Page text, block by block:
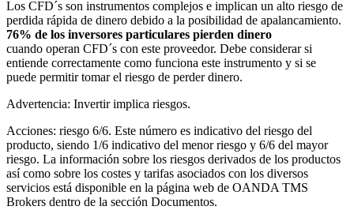
Los CFD´s son instrumentos complejos e implican un alto riesgo de
perdida rápida de dinero debido a la posibilidad de apalancamiento.
76% de los inversores particulares pierden dinero
cuando operan CFD´s con este proveedor. Debe considerar si
entiende correctamente como funciona este instrumento y si se
puede permitir tomar el riesgo de perder dinero.
Advertencia: Invertir implica riesgos.
Acciones: riesgo 6/6. Este número es indicativo del riesgo del
producto, siendo 1/6 indicativo del menor riesgo y 6/6 del mayor
riesgo. La información sobre los riesgos derivados de los productos
así como sobre los costes y tarifas asociados con los diversos
servicios está disponible en la página web de OANDA TMS
Brokers dentro de la sección Documentos.